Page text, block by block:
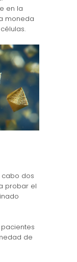
en la
moneda
cabo dos
probar el
pacientes
de